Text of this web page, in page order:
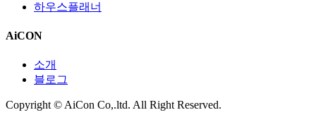
하우스플래너
AiCON
소개
블로그
Copyright © AiCon Co,.ltd. All Right Reserved.